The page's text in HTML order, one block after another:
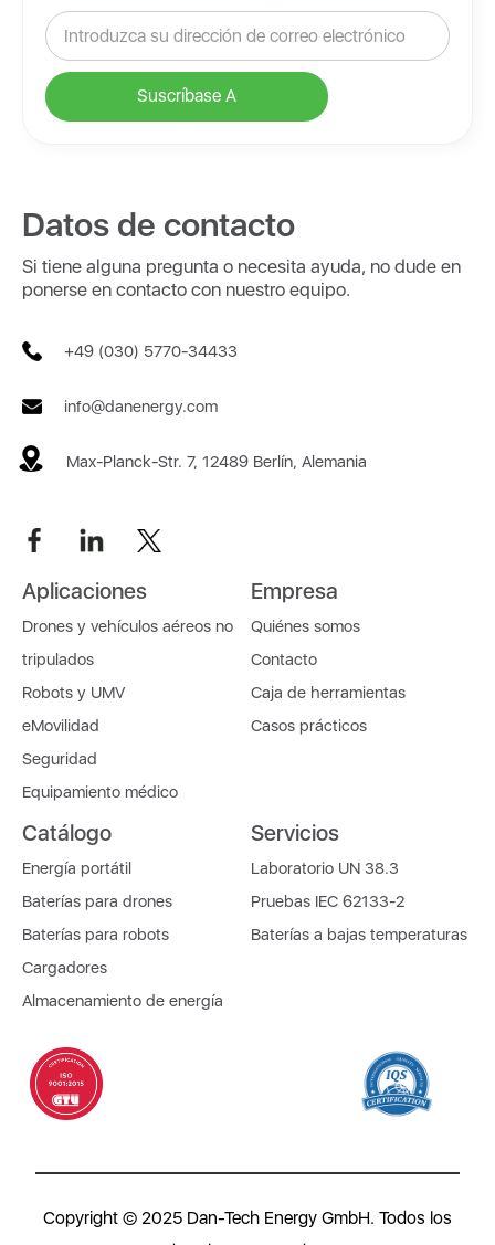
Datos de contacto
Si tiene alguna pregunta o necesita ayuda, no dude en
ponerse en contacto con nuestro equipo.
+49 (030) 5770-34433
info@danenergy.com
Max-Planck-Str. 7, 12489 Berlín, Alemania
Aplicaciones
Drones y vehículos aéreos no
tripulados
Robots y UMV
eMovilidad
Seguridad
Equipamiento médico
Empresa
Quiénes somos
Contacto
Caja de herramientas
Casos prácticos
Catálogo
Energía portátil
Baterías para drones
Baterías para robots
Cargadores
Almacenamiento de energía
Servicios
Laboratorio UN 38.3
Pruebas IEC 62133-2
Baterías a bajas temperaturas
Copyright © 2025 Dan-Tech Energy GmbH. Todos los